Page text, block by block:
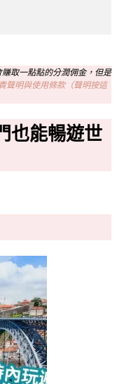
取一點點的分潤佣金，但是
聲明與使用條款（聲明按這
也能暢遊世